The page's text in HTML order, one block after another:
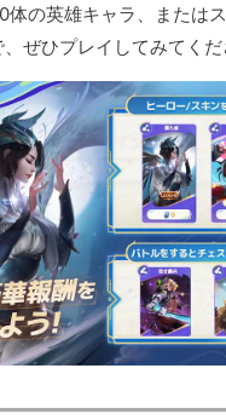
体の英雄キャラ、または
ぜひプレイしてみてくだ